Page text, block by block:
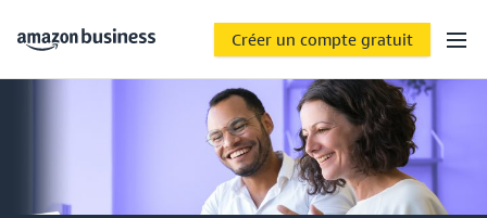
Créer un compte gratuit